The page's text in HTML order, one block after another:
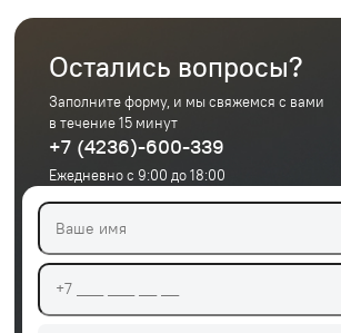
Остались вопросы?
Заполните форму, и мы свяжемся с вами
в течение 15 минут
+7 (4236)-600-339
Ежедневно с 9:00 до 18:00